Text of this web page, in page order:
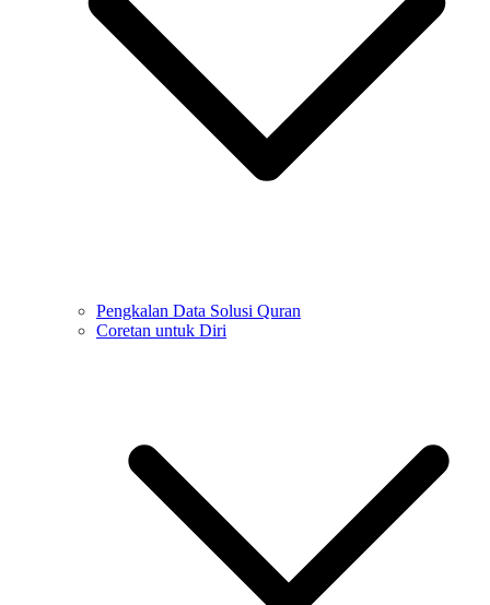
Pengkalan Data Solusi Quran
Coretan untuk Diri